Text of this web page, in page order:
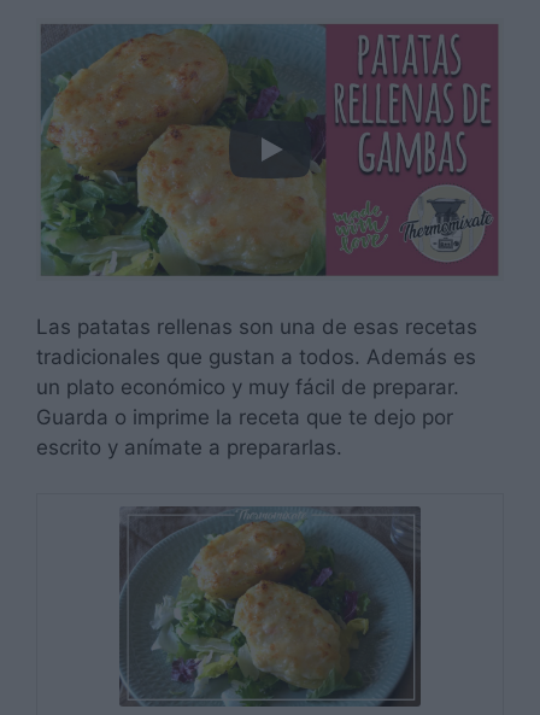
Las patatas rellenas son una de esas recetas
tradicionales que gustan a todos. Además es
un plato económico y muy fácil de preparar.
Guarda o imprime la receta que te dejo por
escrito y anímate a prepararlas.